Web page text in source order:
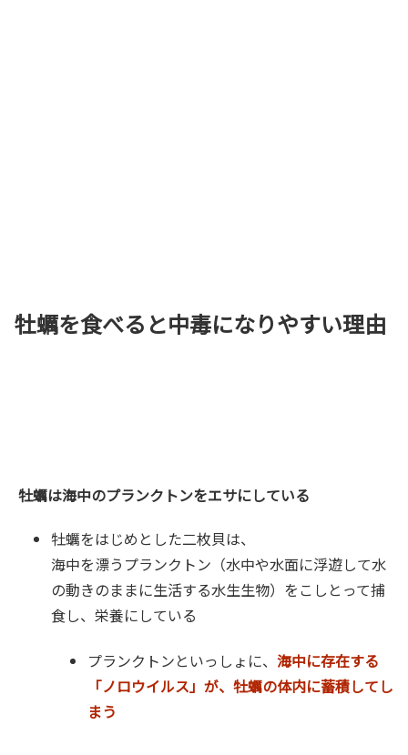
牡蠣を食べると中毒になりやすい理由
牡蠣は海中のプランクトンをエサにしている
牡蠣をはじめとした二枚貝は、
海中を漂うプランクトン（水中や水面に浮遊して水
の動きのままに生活する水生生物）をこしとって捕
食し、栄養にしている
プランクトンといっしょに、 海中に存在する
「ノロウイルス」が、牡蠣の体内に蓄積してし
まう